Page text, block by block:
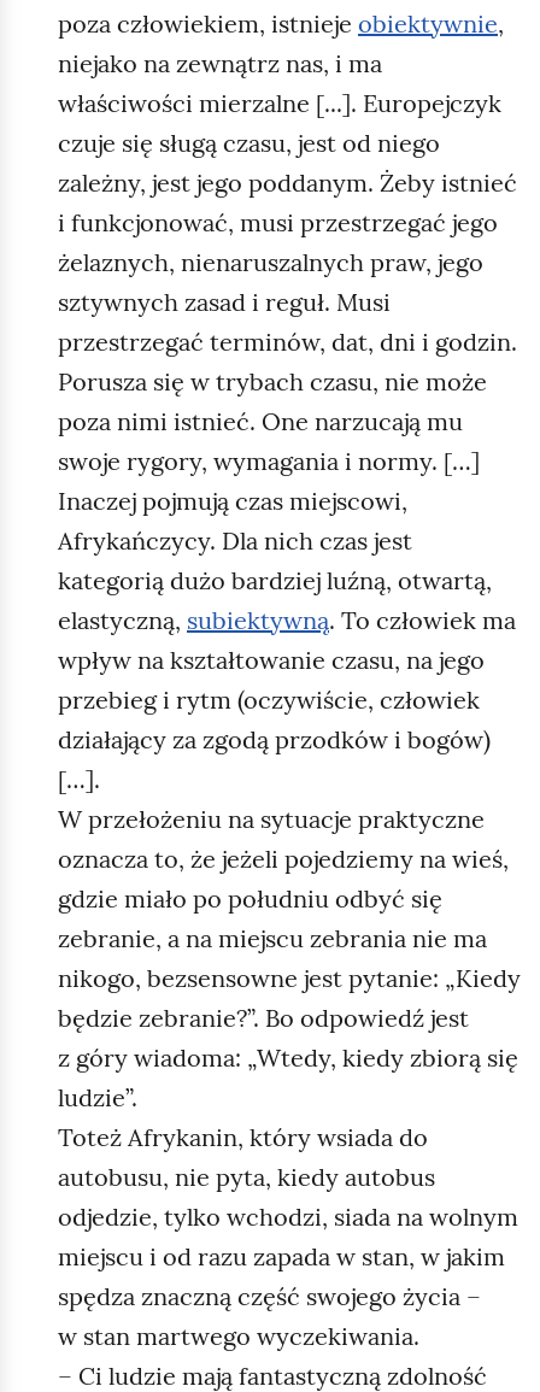
poza człowiekiem, istnieje obiektywnie,
niejako na zewnątrz nas, i ma
właściwości mierzalne [...]. Europejczyk
czuje się sługą czasu, jest od niego
zależny, jest jego poddanym. Żeby istnieć
i funkcjonować, musi przestrzegać jego
żelaznych, nienaruszalnych praw, jego
sztywnych zasad i reguł. Musi
przestrzegać terminów, dat, dni i godzin.
Porusza się w trybach czasu, nie może
poza nimi istnieć. One narzucają mu
swoje rygory, wymagania i normy. […]
Inaczej pojmują czas miejscowi,
Afrykańczycy. Dla nich czas jest
kategorią dużo bardziej luźną, otwartą,
elastyczną, subiektywną. To człowiek ma
wpływ na kształtowanie czasu, na jego
przebieg i rytm (oczywiście, człowiek
działający za zgodą przodków i bogów)
[…].
W przełożeniu na sytuacje praktyczne
oznacza to, że jeżeli pojedziemy na wieś,
gdzie miało po południu odbyć się
zebranie, a na miejscu zebrania nie ma
nikogo, bezsensowne jest pytanie: „Kiedy
będzie zebranie?”. Bo odpowiedź jest
z góry wiadoma: „Wtedy, kiedy zbiorą się
ludzie”.
Toteż Afrykanin, który wsiada do
autobusu, nie pyta, kiedy autobus
odjedzie, tylko wchodzi, siada na wolnym
miejscu i od razu zapada w stan, w jakim
spędza znaczną część swojego życia –
w stan martwego wyczekiwania.
– Ci ludzie mają fantastyczną zdolność